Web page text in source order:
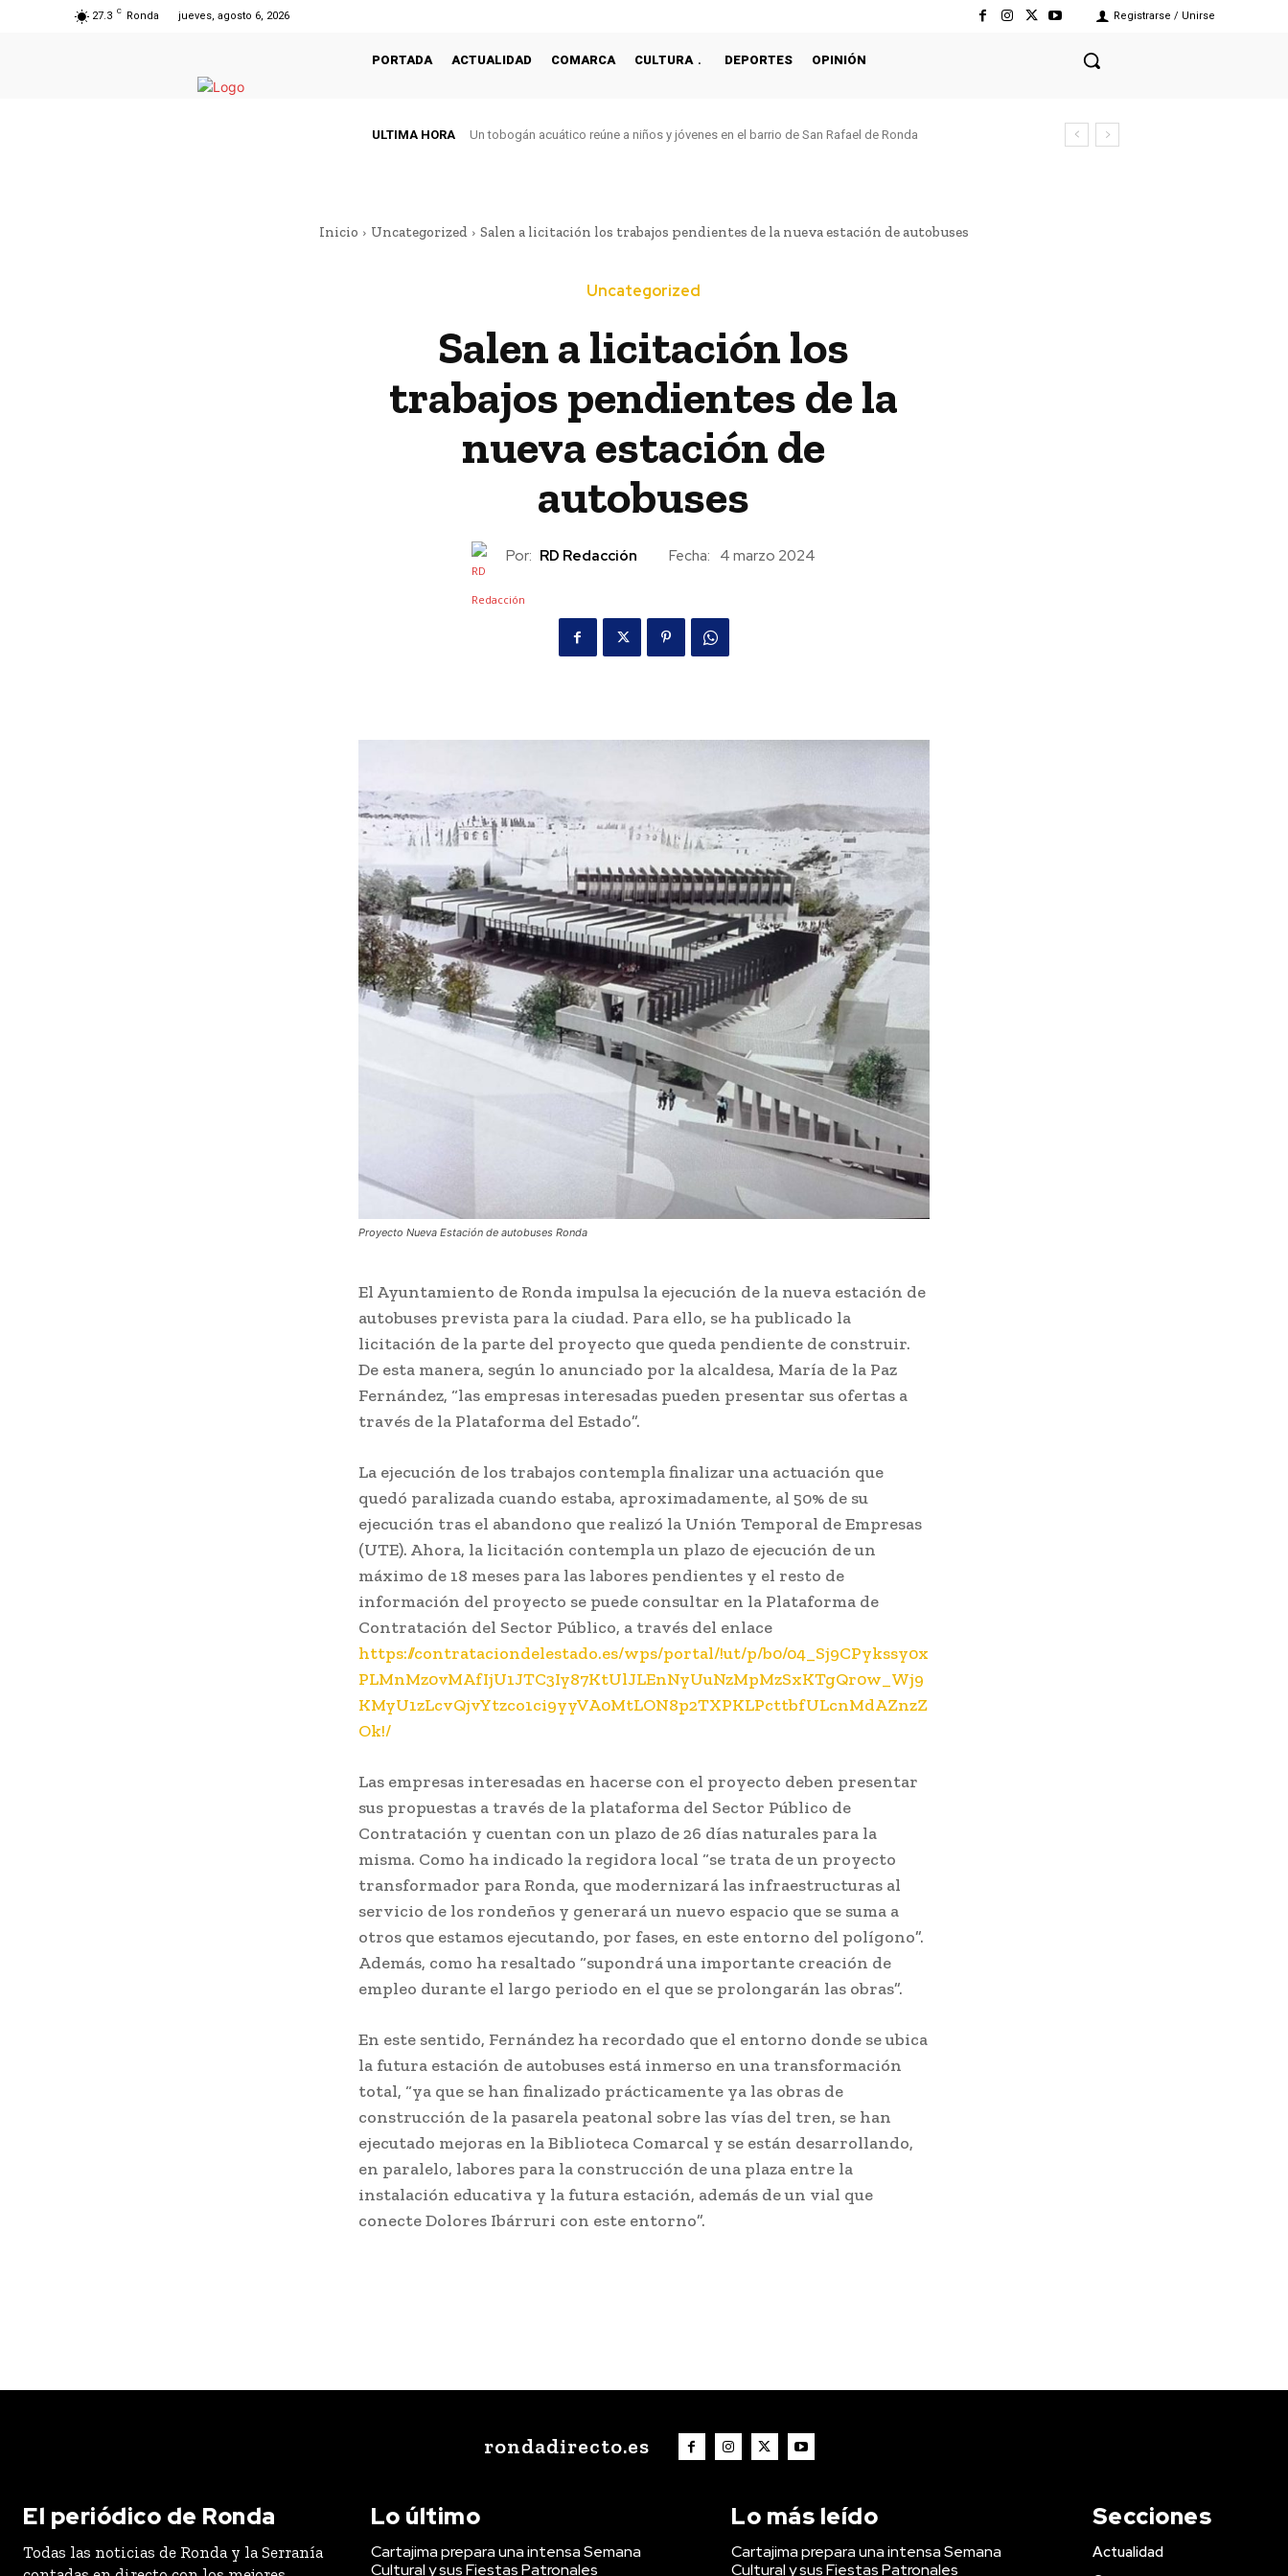
27.3 C Ronda jueves, agosto 6, 2026 Registrarse / Unirse
PORTADA ACTUALIDAD COMARCA CULTURA DEPORTES OPINIÓN
ULTIMA HORA Un tobogán acuático reúne a niños y jóvenes en el barrio de San Rafael de Ronda
Inicio Uncategorized Salen a licitación los trabajos pendientes de la nueva estación de autobuses
Uncategorized
Salen a licitación los
trabajos pendientes de la
nueva estación de
autobuses
Por: RD Redacción Fecha: 4 marzo 2024
Proyecto Nueva Estación de autobuses Ronda
El Ayuntamiento de Ronda impulsa la ejecución de la nueva estación de
autobuses prevista para la ciudad. Para ello, se ha publicado la
licitación de la parte del proyecto que queda pendiente de construir.
De esta manera, según lo anunciado por la alcaldesa, María de la Paz
Fernández, “las empresas interesadas pueden presentar sus ofertas a
través de la Plataforma del Estado”.
La ejecución de los trabajos contempla finalizar una actuación que
quedó paralizada cuando estaba, aproximadamente, al 50% de su
ejecución tras el abandono que realizó la Unión Temporal de Empresas
(UTE). Ahora, la licitación contempla un plazo de ejecución de un
máximo de 18 meses para las labores pendientes y el resto de
información del proyecto se puede consultar en la Plataforma de
Contratación del Sector Público, a través del enlace
https://contrataciondelestado.es/wps/portal/!ut/p/b0/04_Sj9CPykssy0x
PLMnMz0vMAfIjU1JTC3Iy87KtUlJLEnNyUuNzMpMzSxKTgQr0w_Wj9
KMyU1zLcvQjvYtzco1ci9yyVA0MtLON8p2TXPKLPcttbfULcnMdAZnzZ
Ok!/
Las empresas interesadas en hacerse con el proyecto deben presentar
sus propuestas a través de la plataforma del Sector Público de
Contratación y cuentan con un plazo de 26 días naturales para la
misma. Como ha indicado la regidora local “se trata de un proyecto
transformador para Ronda, que modernizará las infraestructuras al
servicio de los rondeños y generará un nuevo espacio que se suma a
otros que estamos ejecutando, por fases, en este entorno del polígono”.
Además, como ha resaltado “supondrá una importante creación de
empleo durante el largo periodo en el que se prolongarán las obras”.
En este sentido, Fernández ha recordado que el entorno donde se ubica
la futura estación de autobuses está inmerso en una transformación
total, “ya que se han finalizado prácticamente ya las obras de
construcción de la pasarela peatonal sobre las vías del tren, se han
ejecutado mejoras en la Biblioteca Comarcal y se están desarrollando,
en paralelo, labores para la construcción de una plaza entre la
instalación educativa y la futura estación, además de un vial que
conecte Dolores Ibárruri con este entorno”.
rondadirecto.es
El periódico de Ronda
Todas las noticias de Ronda y la Serranía
Lo último
Cartajima prepara una intensa Semana
Cultural y sus Fiestas Patronales
Lo más leído
Cartajima prepara una intensa Semana
Cultural y sus Fiestas Patronales
Secciones
Actualidad